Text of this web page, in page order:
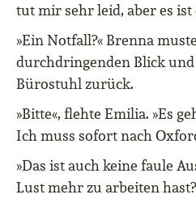
tut mir sehr leid, aber es
»Ein Notfall?« Brenna
durchdringenden Blick
Bürostuhl zurück.
»Bitte«, flehte Emilia. »Es
Ich muss sofort nach
»Das ist auch keine faule
Lust mehr zu arbeiten